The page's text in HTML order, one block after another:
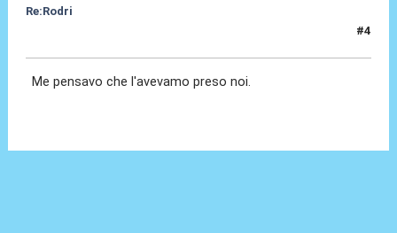
Re:Rodri
#4
Me pensavo che l'avevamo preso noi.